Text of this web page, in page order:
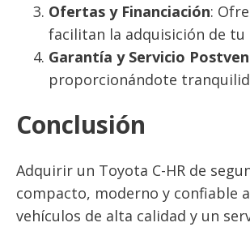
Ofertas y Financiación:
facilitan la adquisición de tu
Garantía y Servicio
proporcionándote
Conclusión
Adquirir un Toyota C-HR de
compacto, moderno y confiable
vehículos de alta calidad y un